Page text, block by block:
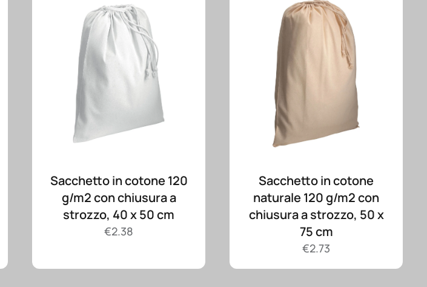
Sacchetto in cotone 120
g/m2 con chiusura a
strozzo, 40 x 50 cm
€2.38
Sacchetto in cotone
naturale 120 g/m2 con
chiusura a strozzo, 50 x
75 cm
€2.73